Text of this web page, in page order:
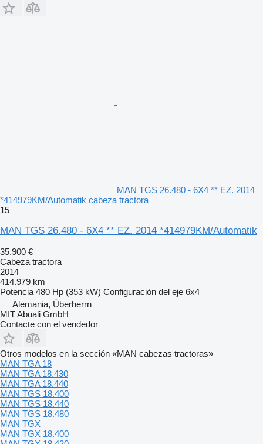
MAN TGS 26.480 - 6X4 ** EZ. 2014
*414979KM/Automatik cabeza tractora
15
MAN TGS 26.480 - 6X4 ** EZ. 2014 *414979KM/Automatik
35.900 €
Cabeza tractora
2014
414.979 km
Potencia 480 Hp (353 kW) Configuración del eje 6x4
Alemania, Überherrn
MIT Abuali GmbH
Contacte con el vendedor
Otros modelos en la sección «MAN cabezas tractoras»
MAN TGA 18
MAN TGA 18.430
MAN TGA 18.440
MAN TGS 18.400
MAN TGS 18.440
MAN TGS 18.480
MAN TGX
MAN TGX 18.400